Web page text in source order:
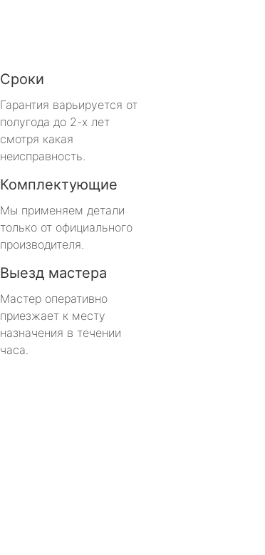
Сроки
Гарантия варьируется от
полугода до 2-х лет
смотря какая
неисправность.
Комплектующие
Мы применяем детали
только от официального
производителя.
Выезд мастера
Мастер оперативно
приезжает к месту
назначения в течении
часа.